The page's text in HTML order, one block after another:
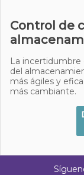
Control de
La
del
más ágiles y
más cambiante.